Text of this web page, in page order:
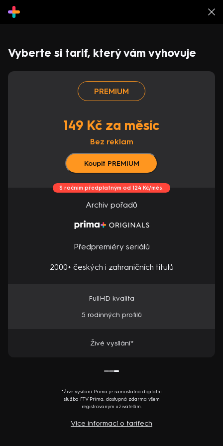
Vyberte si tarif, který vám vyhovuje
PREMIUM
149 Kč za měsíc
Bez reklam
Koupit PREMIUM
S ročním předplatným od 124 Kč/měs.
Archiv pořadů
Předpremiéry seriálů
2000+ českých i zahraničních titulů
FullHD kvalita
5 rodinných profilů
Živé vysílání*
*Živé vysílání Prima je samostatná digitální
služba FTV Prima, dostupná zdarma všem
registrovaným uživatelům.
Více informací o tarifech